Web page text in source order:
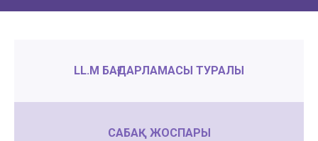
LL.M БАҒДАРЛАМАСЫ ТУРАЛЫ
САБАҚ ЖОСПАРЫ